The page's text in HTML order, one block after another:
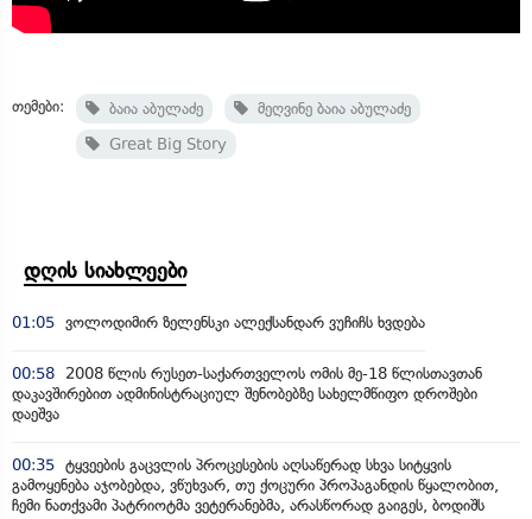
თემები: ბაია აბულაძე
მეღვინე ბაია აბულაძე
Great Big Story
დღის სიახლეები
01:05 ვოლოდიმირ ზელენსკი ალექსანდარ ვუჩიჩს ხვდება
00:58
2008 წლის რუსეთ-საქართველოს ომის მე-18 წლისთავთან
დაკავშირებით ადმინისტრაციულ შენობებზე სახელმწიფო დროშები
დაეშვა
00:35 ტყვეების გაცვლის პროცესების აღსაწერად სხვა სიტყვის
გამოყენება აჯობებდა, ვწუხვარ, თუ ქოცური პროპაგანდის წყალობით,
ჩემი ნათქვამი პატრიოტმა ვეტერანებმა, არასწორად გაიგეს, ბოდიშს